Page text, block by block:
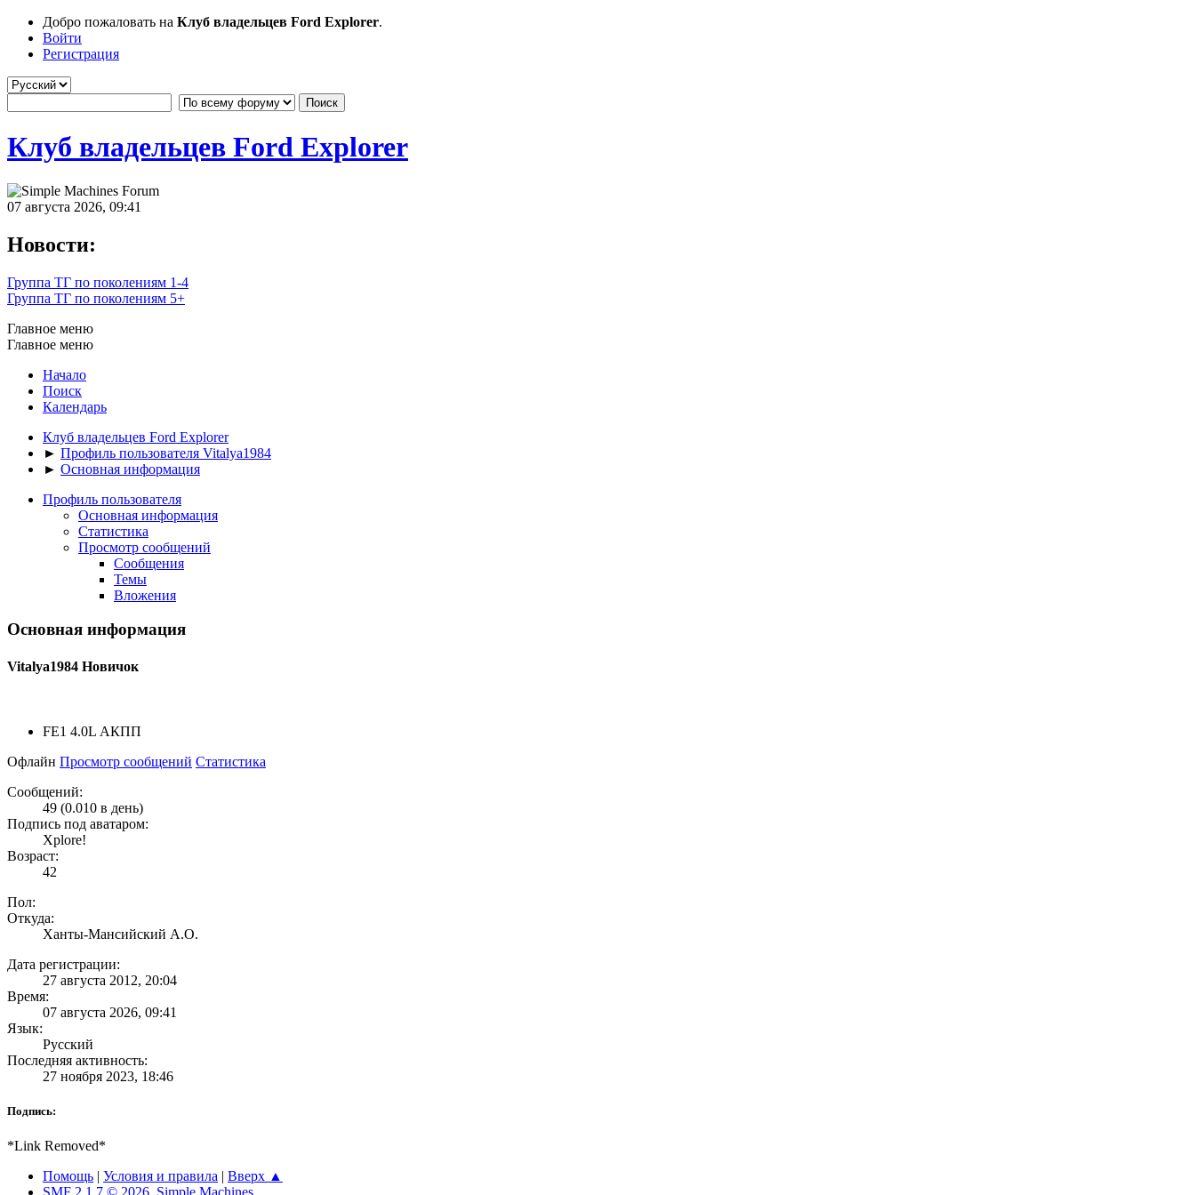
Добро пожаловать на Клуб владельцев Ford Explorer.
Войти
Регистрация
Клуб владельцев Ford Explorer
07 августа 2026, 09:41
Новости:
Группа ТГ по поколениям 1-4
Группа ТГ по поколениям 5+
Главное меню
Главное меню
Начало
Поиск
Календарь
Клуб владельцев Ford Explorer
► Профиль пользователя Vitalya1984
► Основная информация
Профиль пользователя
Основная информация
Статистика
Просмотр сообщений
Сообщения
Темы
Вложения
Основная информация
Vitalya1984 Новичок
FE1 4.0L АКПП
Офлайн Просмотр сообщений Статистика
Сообщений:
49 (0.010 в день)
Подпись под аватаром:
Xplore!
Возраст:
42
Пол:
Откуда:
Ханты-Мансийский А.О.
Дата регистрации:
27 августа 2012, 20:04
Время:
07 августа 2026, 09:41
Язык:
Русский
Последняя активность:
27 ноября 2023, 18:46
Подпись:
*Link Removed*
Помощь | Условия и правила | Вверх ▲